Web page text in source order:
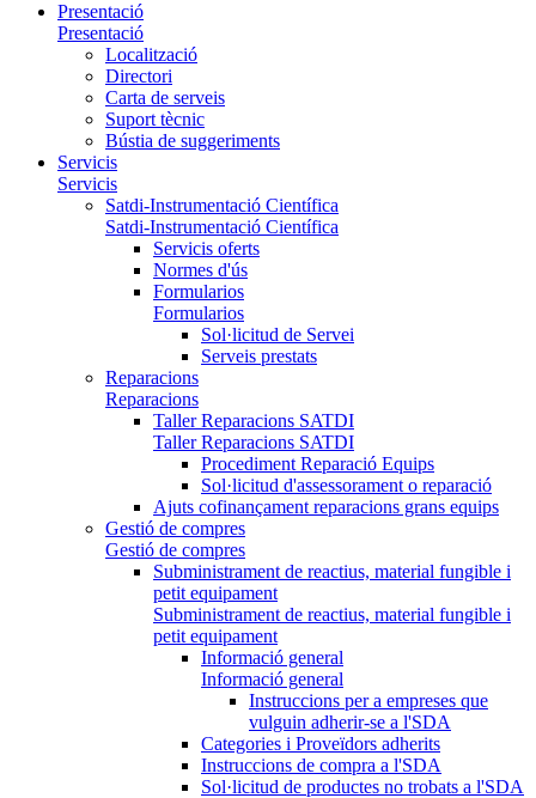
Presentació
Presentació
Localització
Directori
Carta de serveis
Suport tècnic
Bústia de suggeriments
Servicis
Servicis
Satdi-Instrumentació Científica
Satdi-Instrumentació Científica
Servicis oferts
Normes d'ús
Formularios
Formularios
Sol·licitud de Servei
Serveis prestats
Reparacions
Reparacions
Taller Reparacions SATDI
Taller Reparacions SATDI
Procediment Reparació Equips
Sol·licitud d'assessorament o reparació
Ajuts cofinançament reparacions grans equips
Gestió de compres
Gestió de compres
Subministrament de reactius, material fungible i
petit equipament
Subministrament de reactius, material fungible i
petit equipament
Informació general
Informació general
Instruccions per a empreses que
vulguin adherir-se a l'SDA
Categories i Proveïdors adherits
Instruccions de compra a l'SDA
Sol·licitud de productes no trobats a l'SDA